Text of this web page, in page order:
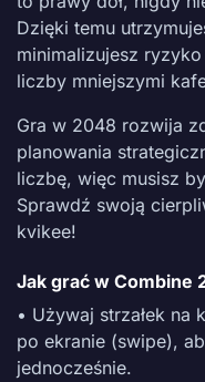
Dzięki temu
minimalizujesz
liczby mniejszymi
Gra w 2048 rozwija
planowania
liczbę, więc musisz
Sprawdź swoją
kvikee!
Jak grać w Combine
• Używaj strzałek na
po ekranie (swipe),
jednocześnie.